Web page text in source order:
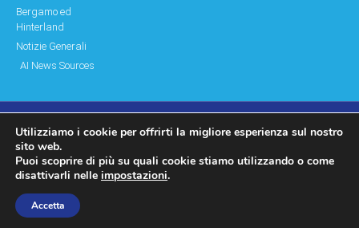
Bergamo ed
Hinterland
Notizie Generali
AI News Sources
© Copyright 2011 – 2026 Montagne & Paesi
Log In|Log Out Privacy Policy
Utilizziamo i cookie per offrirti la migliore esperienza sul nostro
sito web.
Puoi scoprire di più su quali cookie stiamo utilizzando o come
disattivarli nelle impostazioni.
Accetta